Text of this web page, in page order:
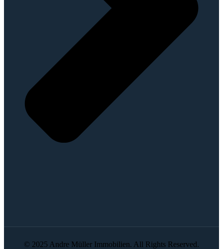
© 2025 Andre Müller Immobilien. All Rights Reserved.